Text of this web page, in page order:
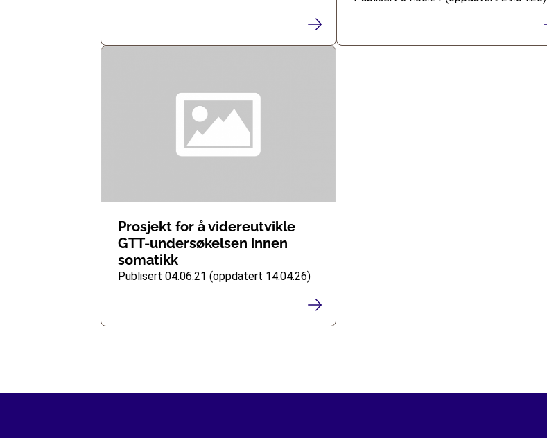
Prosjekt for å videreutvikle
GTT-undersøkelsen innen
somatikk
Publisert 04.06.21 (oppdatert 14.04.26)